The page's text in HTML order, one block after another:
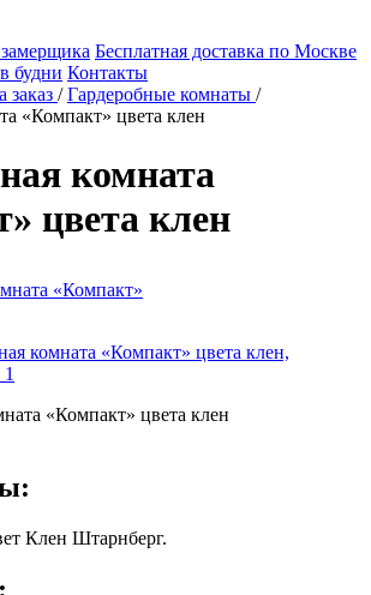
Бесплатная доставка по Москве
будни Контакты
заказ /Гардеробные комнаты /
«Компакт» цвета клен
комната
цвета клен
«Компакт» цвета клен
Клен Штарнберг.